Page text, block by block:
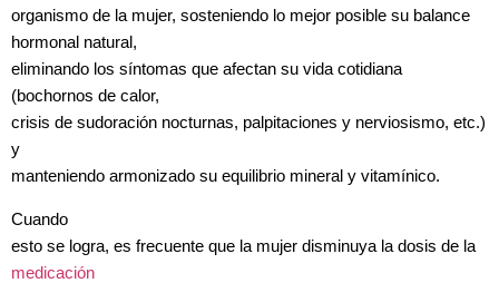
organismo de la mujer, sosteniendo lo mejor posible su balance
hormonal natural,
eliminando los síntomas que afectan su vida cotidiana
(bochornos de calor,
crisis de sudoración nocturnas, palpitaciones y nerviosismo, etc.)
y
manteniendo armonizado su equilibrio mineral y vitamínico.
Cuando
esto se logra, es frecuente que la mujer disminuya la dosis de la
medicación